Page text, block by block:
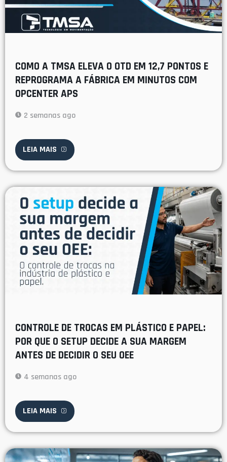
COMO A TMSA ELEVA O OTD EM 12,7 PONTOS E
REPROGRAMA A FÁBRICA EM MINUTOS COM
OPCENTER APS
2 semanas ago
LEIA MAIS
CONTROLE DE TROCAS EM PLÁSTICO E PAPEL:
POR QUE O SETUP DECIDE A SUA MARGEM
ANTES DE DECIDIR O SEU OEE
4 semanas ago
LEIA MAIS